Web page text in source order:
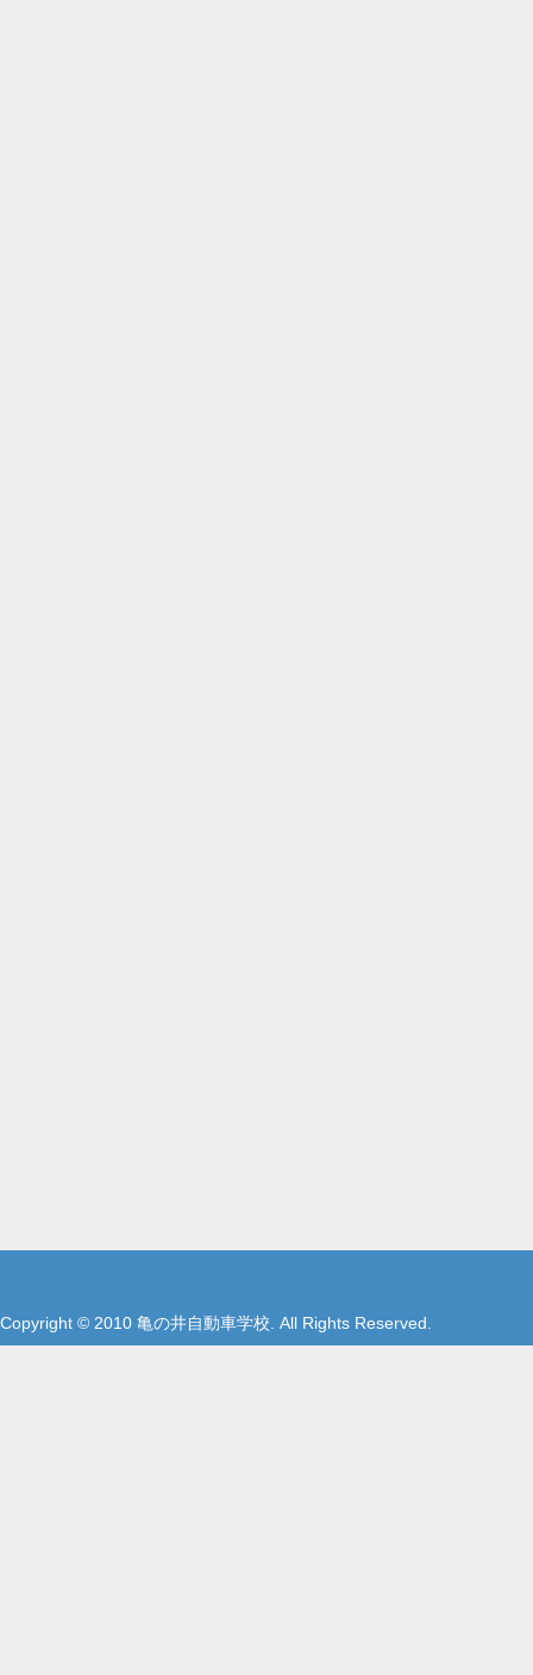
Copyright © 2010 亀の井自動車学校. All Rights Reserved.